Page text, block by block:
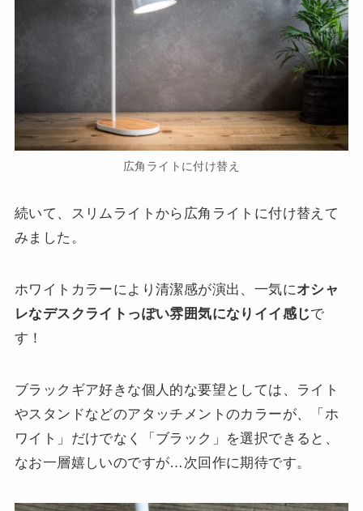
広角ライトに付け替え
続いて、スリムライトから広角ライトに付け替えて
みました。
ホワイトカラーにより清潔感が演出、一気にオシャ
レなデスクライトっぽい雰囲気になりイイ感じで
す！
ブラックギア好きな個人的な要望としては、ライト
やスタンドなどのアタッチメントのカラーが、「ホ
ワイト」だけでなく「ブラック」を選択できると、
なお一層嬉しいのですが…次回作に期待です。